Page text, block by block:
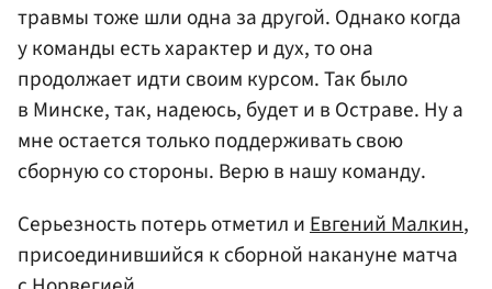
травмы тоже шли одна за другой. Однако когда
у команды есть характер и дух, то она
продолжает идти своим курсом. Так было
в Минске, так, надеюсь, будет и в Остраве. Ну а
мне остается только поддерживать свою
сборную со стороны. Верю в нашу команду.
Серьезность потерь отметил и Евгений Малкин,
присоединившийся к сборной накануне матча